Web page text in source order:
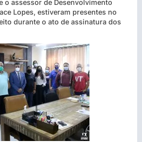
o assessor de Desenvolvimento
Lopes, estiveram presentes no
durante o ato de assinatura dos